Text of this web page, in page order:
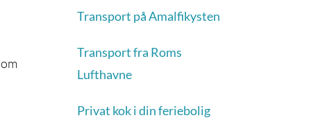
Transport på Amalfikysten
Transport fra Roms
Lufthavne
Privat kok i din feriebolig